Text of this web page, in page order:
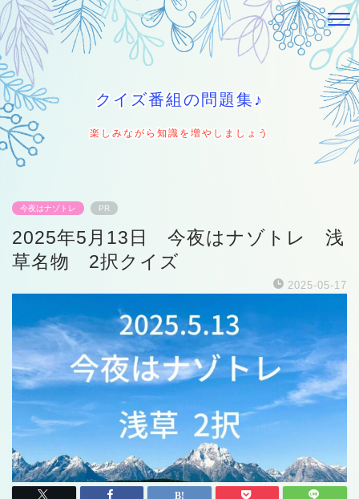
クイズ番組の問題集♪
楽しみながら知識を増やしましょう
今夜はナゾトレ PR
2025年5月13日 今夜はナゾトレ 浅
草名物 2択クイズ
2025-05-17